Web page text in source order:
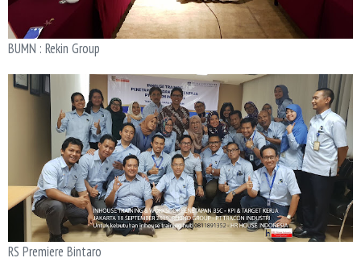
BUMN : Rekin Group
RS Premiere Bintaro